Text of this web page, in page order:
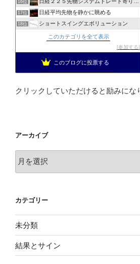
16位
17位 日経平均先物を静かに眺める
18位 ショートスイングエボリューション
２２５でハッピーリタイア
このカテゴリを全て表示
参加する
このブログに投票する
クリックしていただけると励みにな
アーカイブ
ア
ブ
カテゴリー
未分類
結果とサイン